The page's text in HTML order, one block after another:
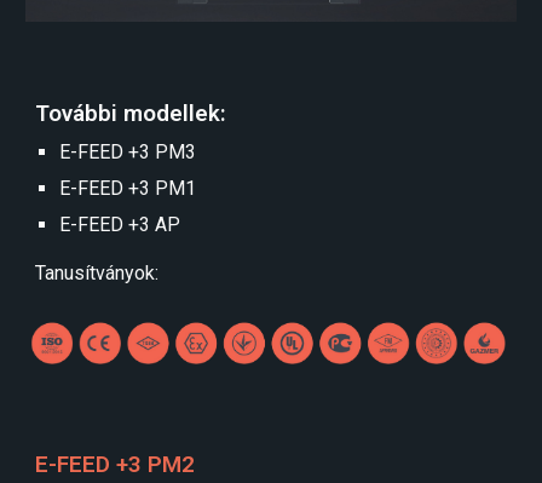
További modellek:
E-FEED +3 PM3
E-FEED +3 PM1
E-FEED +3 AP
Tanusítványok:
E-FEED +3 PM2